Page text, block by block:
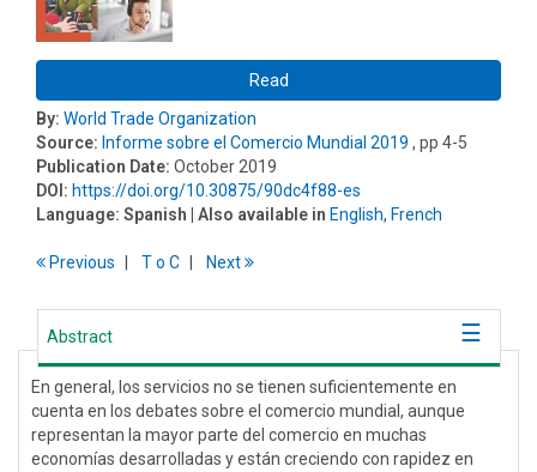
Read
By: World Trade Organization
Source: Informe sobre el Comercio Mundial 2019 , pp 4-5
Publication Date: October 2019
DOI: https://doi.org/10.30875/90dc4f88-es
Language: Spanish | Also available in English, French
Previous To C Next
Abstract
En general, los servicios no se tienen suficientemente en
cuenta en los debates sobre el comercio mundial, aunque
representan la mayor parte del comercio en muchas
economías desarrolladas y están creciendo con rapidez en